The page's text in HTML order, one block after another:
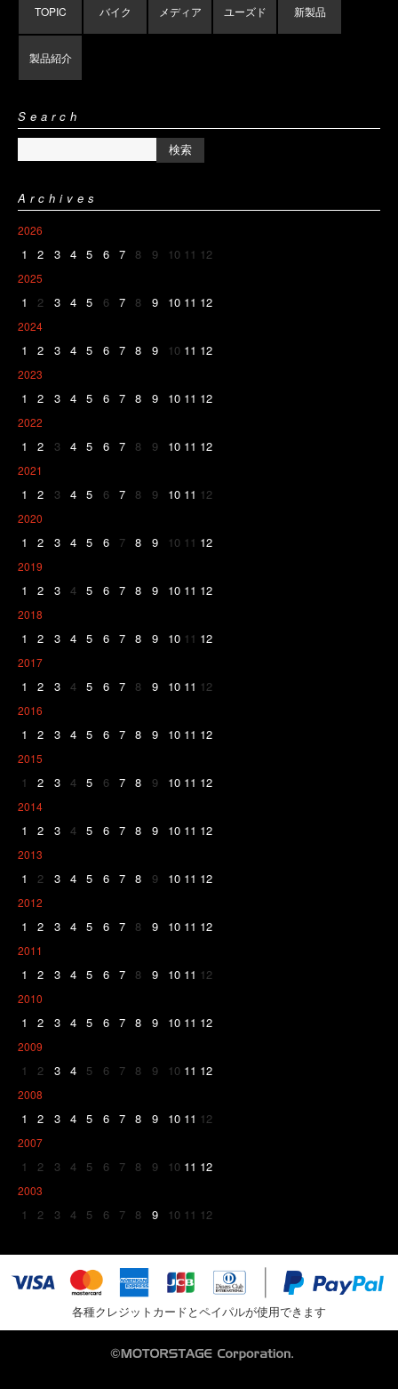
TOPIC バイク メディア ユーズド 新製品
製品紹介
Search
Archives
2026
1 2 3 4 5 6 7 8 9 10 11 12
2025
1 2 3 4 5 6 7 8 9 10 11 12
2024
1 2 3 4 5 6 7 8 9 10 11 12
2023
1 2 3 4 5 6 7 8 9 10 11 12
2022
1 2 3 4 5 6 7 8 9 10 11 12
2021
1 2 3 4 5 6 7 8 9 10 11 12
2020
1 2 3 4 5 6 7 8 9 10 11 12
2019
1 2 3 4 5 6 7 8 9 10 11 12
2018
1 2 3 4 5 6 7 8 9 10 11 12
2017
1 2 3 4 5 6 7 8 9 10 11 12
2016
1 2 3 4 5 6 7 8 9 10 11 12
2015
1 2 3 4 5 6 7 8 9 10 11 12
2014
1 2 3 4 5 6 7 8 9 10 11 12
2013
1 2 3 4 5 6 7 8 9 10 11 12
2012
1 2 3 4 5 6 7 8 9 10 11 12
2011
1 2 3 4 5 6 7 8 9 10 11 12
2010
1 2 3 4 5 6 7 8 9 10 11 12
2009
1 2 3 4 5 6 7 8 9 10 11 12
2008
1 2 3 4 5 6 7 8 9 10 11 12
2007
1 2 3 4 5 6 7 8 9 10 11 12
2003
1 2 3 4 5 6 7 8 9 10 11 12
各種クレジットカードとペイパルが使用できます